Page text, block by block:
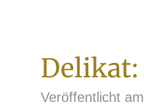
Delikat:
Veröffentlicht